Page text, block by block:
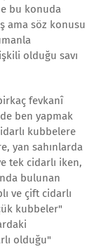
bu konuda
ama söz konusu
olduğu savı
fevkanî
ben yapmak
kubbelere
yan sahınlarda
tek cidarlı iken,
bulunan
ve çift cidarlı
kubbeler"
olduğu"